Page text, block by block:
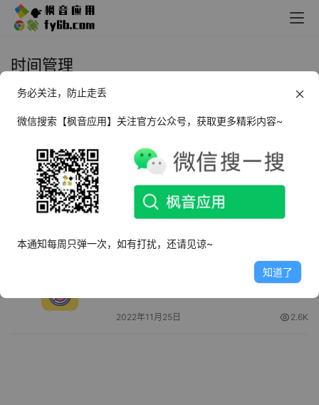
时间管理
2024年9月13日
Windows TomatoLife 番茄人生
_v1.8.9.0228
Android UpTimer时间记录
2022年11月25日 2.6K
务必关注，防止走丢
微信搜索【枫音应用】关注官方公众号，获取更多精彩内容~
本通知每周只弹一次，如有打扰，还请见谅~
知道了